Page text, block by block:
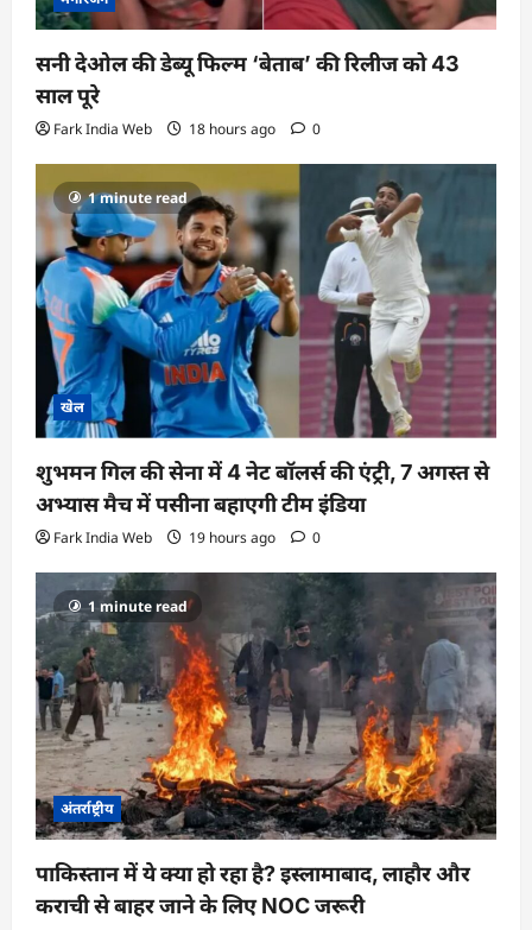
सनी देओल की डेब्यू फिल्म ‘बेताब’ की रिलीज को 43
साल पूरे
Fark India Web 18 hours ago 0
1 minute read
खेल
शुभमन गिल की सेना में 4 नेट बॉलर्स की एंट्री, 7 अगस्त से
अभ्यास मैच में पसीना बहाएगी टीम इंडिया
Fark India Web 19 hours ago 0
1 minute read
अंतर्राष्ट्रीय
पाकिस्तान में ये क्या हो रहा है? इस्लामाबाद, लाहौर और
कराची से बाहर जाने के लिए NOC जरूरी